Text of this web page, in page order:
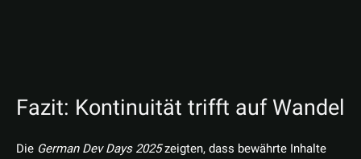
Fazit: Kontinuität trifft auf Wandel
Die German Dev Days 2025zeigten, dass bewährte Inhalte